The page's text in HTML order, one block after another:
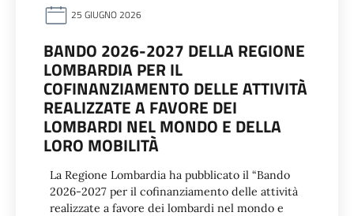
25 GIUGNO 2026
BANDO 2026-2027 DELLA REGIONE
LOMBARDIA PER IL
COFINANZIAMENTO DELLE ATTIVITÀ
REALIZZATE A FAVORE DEI
LOMBARDI NEL MONDO E DELLA
LORO MOBILITÀ
La Regione Lombardia ha pubblicato il “Bando
2026-2027 per il cofinanziamento delle attività
realizzate a favore dei lombardi nel mondo e